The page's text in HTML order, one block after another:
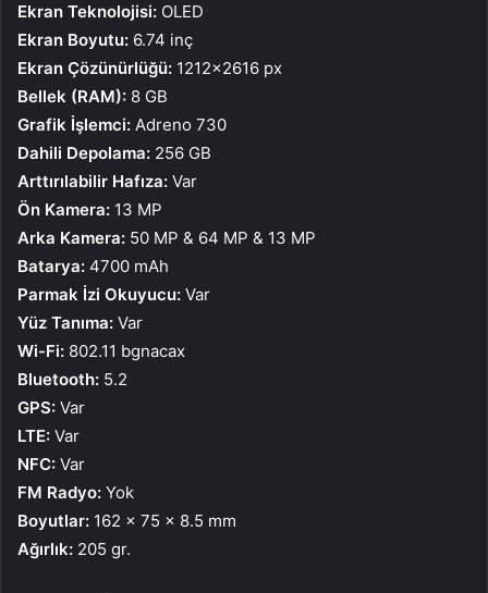
Ekran Teknolojisi: OLED
Ekran Boyutu: 6.74 inç
Ekran Çözünürlüğü: 1212×2616 px
Bellek (RAM): 8 GB
Grafik İşlemci: Adreno 730
Dahili Depolama: 256 GB
Arttırılabilir Hafıza: Var
Ön Kamera: 13 MP
Arka Kamera: 50 MP & 64 MP & 13 MP
Batarya: 4700 mAh
Parmak İzi Okuyucu: Var
Yüz Tanıma: Var
Wi-Fi: 802.11 bgnacax
Bluetooth: 5.2
GPS: Var
LTE: Var
NFC: Var
FM Radyo: Yok
Boyutlar: 162 x 75 x 8.5 mm
Ağırlık: 205 gr.